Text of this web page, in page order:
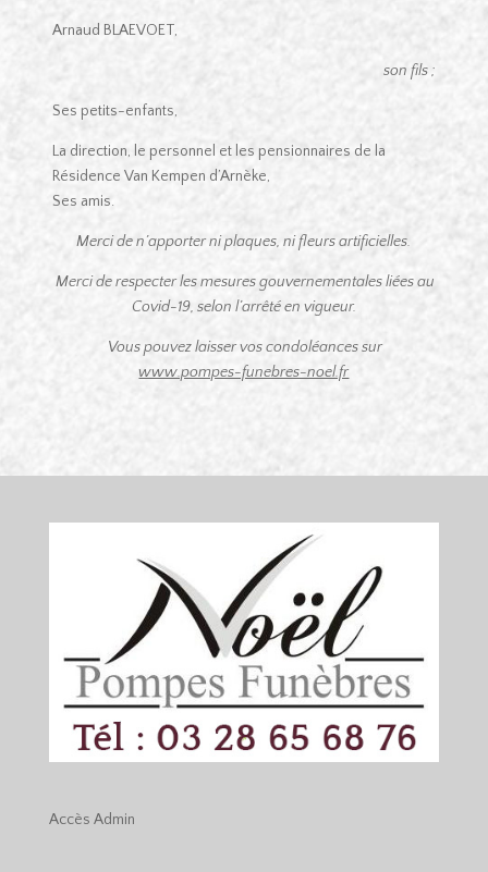
Arnaud BLAEVOET,
son fils ;
Ses petits-enfants,
La direction, le personnel et les pensionnaires de la
Résidence Van Kempen d’Arnèke,
Ses amis.
Merci de n’apporter ni plaques, ni fleurs artificielles.
Merci de respecter les mesures gouvernementales liées au
Covid-19, selon l’arrêté en vigueur.
Vous pouvez laisser vos condoléances sur
www.pompes-funebres-noel.fr
Accès Admin